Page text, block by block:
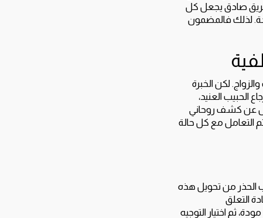
طريق صادق يجعل كل
لذلك فالمضمون
لكن الخبرة
الحبيب العنيد،
عن كشف روحاني
التعامل مع كل حالة
الحذر من تحويل هذه
التعلق
ثم اختيار التوجيه